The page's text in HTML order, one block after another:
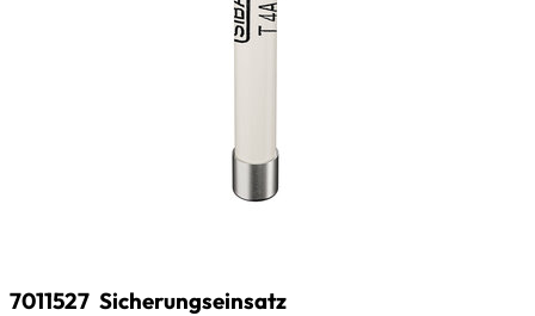
7011527 Sicherungseinsatz